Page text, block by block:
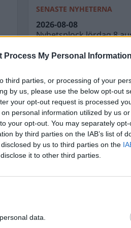
Process My Personal Information
third parties, or processing of your
by us, please use the below opt-out
your opt-out request is processed
personal information utilized by us
your opt-out. You may separately
by third parties on the IAB’s list of
by us to third parties on the
it to other third parties.
data.
SENASTE NYHETERNA
Nyhetsplock lördag 8
2026-08-08
Varför skyddar
2026-08-07
Nyhetsplock fredag 7
2026-08-07
Döda pensionärer är ett
nästa aktieutdelning
2026-08-06
Nyhetsplock torsdag 6
2026-08-06